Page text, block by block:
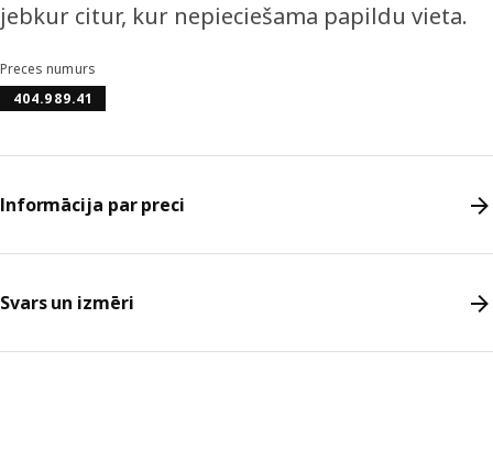
jebkur citur, kur nepieciešama papildu vieta.
Preces numurs
404.989.41
Informācija par preci
Svars un izmēri